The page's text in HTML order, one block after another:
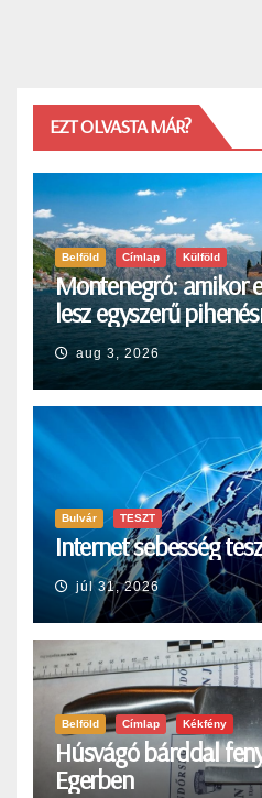
EZT OLVASTA MÁR?
Belföld Címlap Külföld
Montenegró: amikor
lesz egyszerű
aug 3, 2026
Bulvár TESZT
Internet sebesség
júl 31, 2026
Belföld Címlap Kékfény
Húsvágó bárddal
Egerben